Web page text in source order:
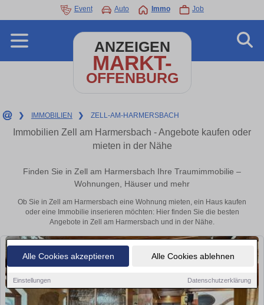
Alle Cookies akzeptieren Alle Cookies ablehnen
Einstellungen Datenschutzerklärung
Event Auto Immo Job
ANZEIGEN
MARKT-
OFFENBURG
❯ IMMOBILIEN ❯ ZELL-AM-HARMERSBACH
Immobilien Zell am Harmersbach - Angebote kaufen oder
mieten in der Nähe
Finden Sie in Zell am Harmersbach Ihre Traumimmobilie –
Wohnungen, Häuser und mehr
Ob Sie in Zell am Harmersbach eine Wohnung mieten, ein Haus kaufen
oder eine Immobilie inserieren möchten: Hier finden Sie die besten
Angebote in Zell am Harmersbach und in der Nähe.